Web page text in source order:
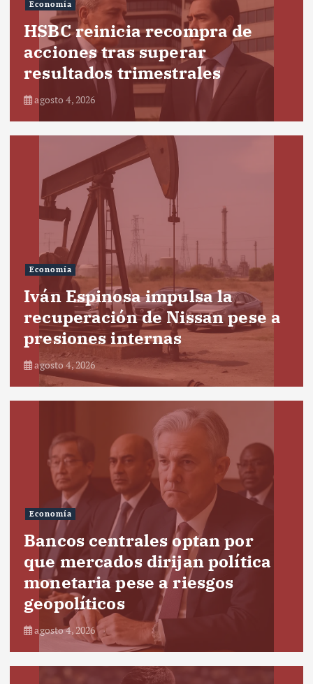
Economía
HSBC reinicia recompra de
acciones tras superar
resultados trimestrales
agosto 4, 2026
Economía
Iván Espinosa impulsa la
recuperación de Nissan pese a
presiones internas
agosto 4, 2026
Economía
Bancos centrales optan por
que mercados dirijan política
monetaria pese a riesgos
geopolíticos
agosto 4, 2026